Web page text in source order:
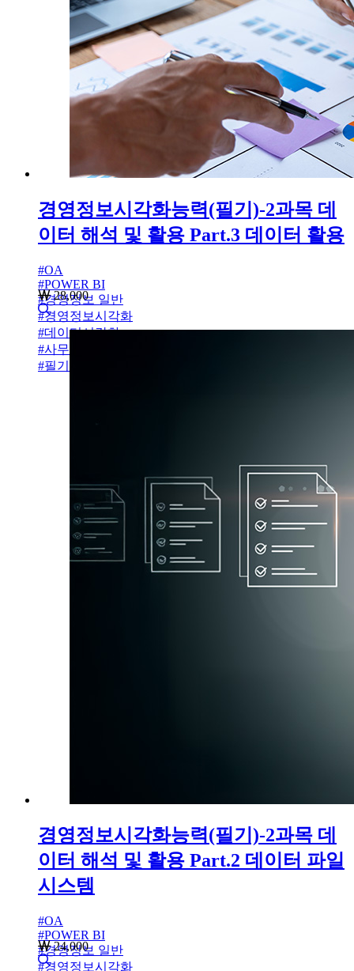
경영정보시각화능력(필기)-2과목 데
이터 해석 및 활용 Part.3 데이터 활용
#OA
#POWER BI
#경영정보 일반
#경영정보시각화
#데이터시각화
#사무자동화
#필기
28,000
경영정보시각화능력(필기)-2과목 데
이터 해석 및 활용 Part.2 데이터 파일
시스템
#OA
#POWER BI
#경영정보 일반
#경영정보시각화
24,000